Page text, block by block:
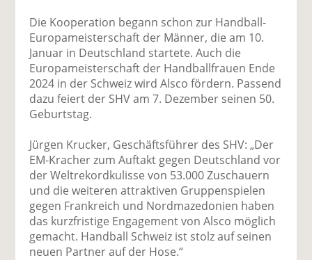
Die Kooperation begann schon zur Handball-
Europameisterschaft der Männer, die am 10.
Januar in Deutschland startete. Auch die
Europameisterschaft der Handballfrauen Ende
2024 in der Schweiz wird Alsco fördern. Passend
dazu feiert der SHV am 7. Dezember seinen 50.
Geburtstag.
Jürgen Krucker, Geschäftsführer des SHV: „Der
EM-Kracher zum Auftakt gegen Deutschland vor
der Weltrekordkulisse von 53.000 Zuschauern
und die weiteren attraktiven Gruppenspielen
gegen Frankreich und Nordmazedonien haben
das kurzfristige Engagement von Alsco möglich
gemacht. Handball Schweiz ist stolz auf seinen
neuen Partner auf der Hose.“